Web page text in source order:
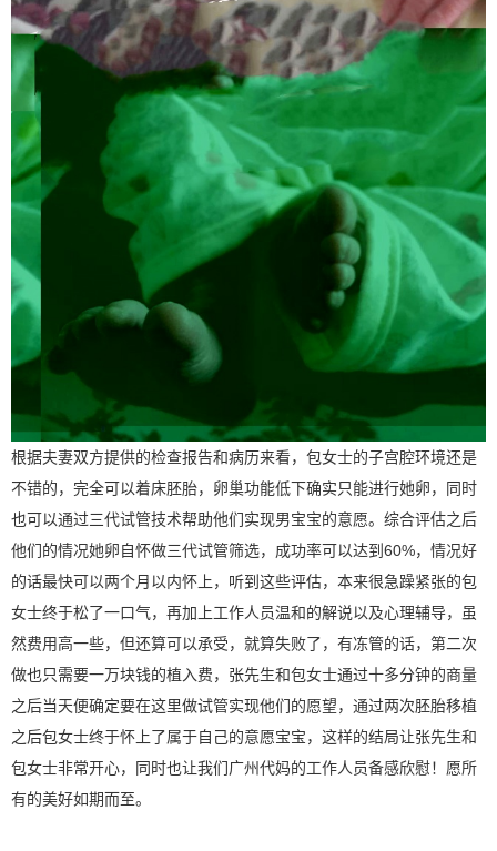
根据夫妻双方提供的检查报告和病历来看，包女士的子宫腔环境还是
不错的，完全可以着床胚胎，卵巢功能低下确实只能进行她卵，同时
也可以通过三代试管技术帮助他们实现男宝宝的意愿。综合评估之后
他们的情况她卵自怀做三代试管筛选，成功率可以达到60%，情况好
的话最快可以两个月以内怀上，听到这些评估，本来很急躁紧张的包
女士终于松了一口气，再加上工作人员温和的解说以及心理辅导，虽
然费用高一些，但还算可以承受，就算失败了，有冻管的话，第二次
做也只需要一万块钱的植入费，张先生和包女士通过十多分钟的商量
之后当天便确定要在这里做试管实现他们的愿望，通过两次胚胎移植
之后包女士终于怀上了属于自己的意愿宝宝，这样的结局让张先生和
包女士非常开心，同时也让我们广州代妈的工作人员备感欣慰！愿所
有的美好如期而至。